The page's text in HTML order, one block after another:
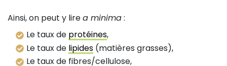
Ainsi, on peut y lirea minima:
Le taux de protéines,
Le taux de lipides (matières grasses),
Le taux de fibres/cellulose,